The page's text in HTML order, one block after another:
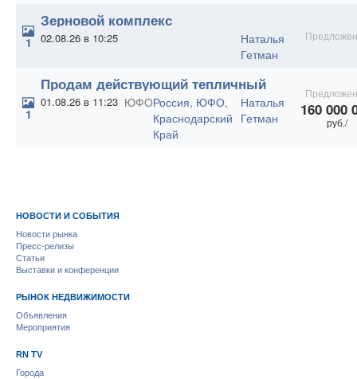
1
Зерновой комплекс
02.08.26 в 10:25
Наталья
Гетман
1
Продам действующий тепличный
комплекс 67,5 Га.
160 000
руб./
01.08.26 в 11:23 ЮФОРоссия, ЮФО,
Краснодарский
Край
Наталья
Гетман
НОВОСТИ И СОБЫТИЯ
Новости рынка
Пресс-релизы
Статьи
Выставки и конференции
РЫНОК НЕДВИЖИМОСТИ
Объявления
Мероприятия
RN TV
Города